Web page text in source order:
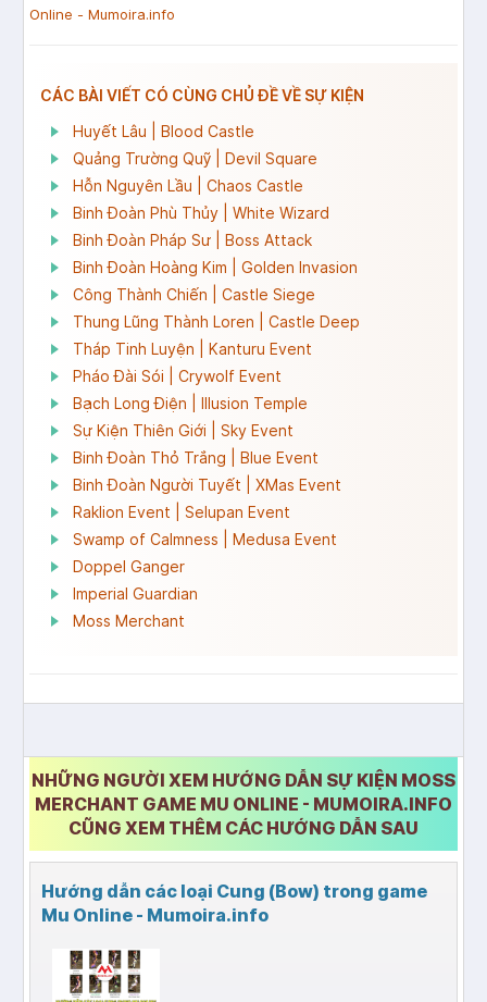
Online - Mumoira.info
CÁC BÀI VIẾT CÓ CÙNG CHỦ ĐỀ VỀ SỰ KIỆN
Huyết Lâu | Blood Castle
Quảng Trường Quỹ | Devil Square
Hỗn Nguyên Lầu | Chaos Castle
Binh Đoàn Phù Thủy | White Wizard
Binh Đoàn Pháp Sư | Boss Attack
Binh Đoàn Hoàng Kim | Golden Invasion
Công Thành Chiến | Castle Siege
Thung Lũng Thành Loren | Castle Deep
Tháp Tinh Luyện | Kanturu Event
Pháo Đài Sói | Crywolf Event
Bạch Long Điện | Illusion Temple
Sự Kiện Thiên Giới | Sky Event
Binh Đoàn Thỏ Trắng | Blue Event
Binh Đoàn Người Tuyết | XMas Event
Raklion Event | Selupan Event
Swamp of Calmness | Medusa Event
Doppel Ganger
Imperial Guardian
Moss Merchant
NHỮNG NGƯỜI XEM HƯỚNG DẪN SỰ KIỆN MOSS
MERCHANT GAME MU ONLINE - MUMOIRA.INFO
CŨNG XEM THÊM CÁC HƯỚNG DẪN SAU
Hướng dẫn các loại Cung (Bow) trong game
Mu Online - Mumoira.info